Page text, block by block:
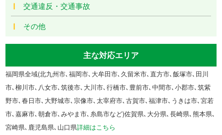
交通違反・交通事故
その他
主な対応エリア
福岡県全域(北九州市､福岡市､大牟田市､久留米市､直方市､飯塚市､田川
市､柳川市､八女市､筑後市､大川市､行橋市､豊前市､中間市､小郡市､筑紫
野市､春日市､大野城市､宗像市､太宰府市､古賀市､福津市､うきは市､宮若
市､嘉麻市､朝倉市､みやま市､糸島市など)佐賀県､大分県､長崎県､熊本県､
宮崎県､鹿児島県､山口県詳細はこちら